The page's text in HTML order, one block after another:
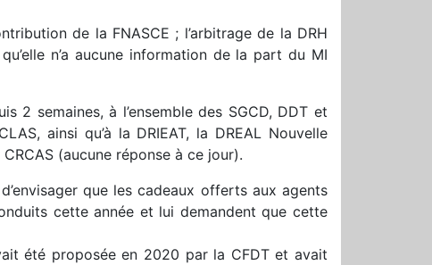
de la FNASCE ; l’arbitrage de la DRH
n’a aucune information de la part du MI
2 semaines, à l’ensemble des SGCD, DDT et
ainsi qu’à la DRIEAT, la DREAL Nouvelle
(aucune réponse à ce jour).
que les cadeaux offerts aux agents
cette année et lui demandent que cette
été proposée en 2020 par la CFDT et avait